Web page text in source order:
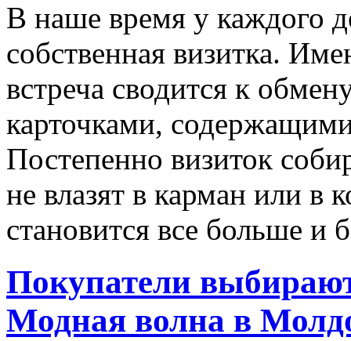
В наше время у каждого
собственная визитка.
встреча сводится к
карточками,
Постепенно визиток
не влазят в карман или
становится все больше
Покупатели
Модная волна в